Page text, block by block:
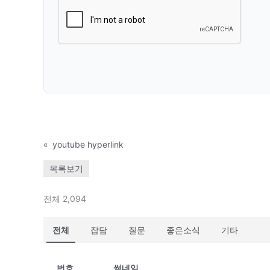
« youtube hyperlink
목록보기
전체 2,094
전체 잡담 질문 좋은소식 기타
번호 썸네일